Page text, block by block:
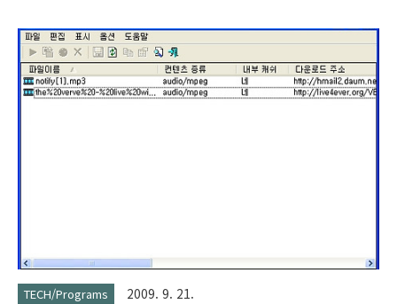
include the following: Easy to use Supports FTP, FTP over
SSL/TLS (FTPS) and SSH File Transfer Protocol (SFTP)
Cross-platform. Runs on Windows, Linux, *BSD, Mac OS X
an..
TECH/Programs 2009. 9. 21.